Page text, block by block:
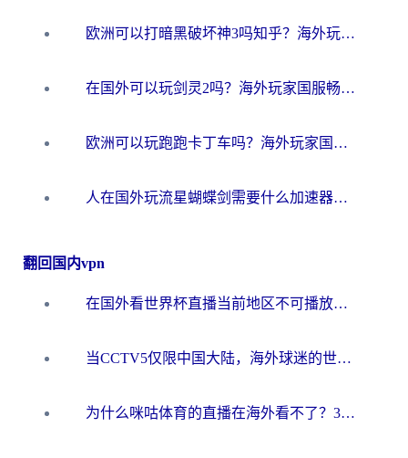
欧洲可以打暗黑破坏神3吗知乎？海外玩家国服游戏加速终极指南
在国外可以玩剑灵2吗？海外玩家国服畅玩终极指南（附永恒之塔明日方舟加速方案）
欧洲可以玩跑跑卡丁车吗？海外玩家国服游戏畅玩终极指南（附QQ炫舞剑网3解决方案）
人在国外玩流星蝴蝶剑需要什么加速器？老玩家亲测的终极解决方案
翻回国内vpn
在国外看世界杯直播当前地区不可播放？海外党必看的回国加速全攻略
当CCTV5仅限中国大陆，海外球迷的世界杯狂欢如何继续？
为什么咪咕体育的直播在海外看不了？3步解决海外看世界杯+抖音地区限制难题